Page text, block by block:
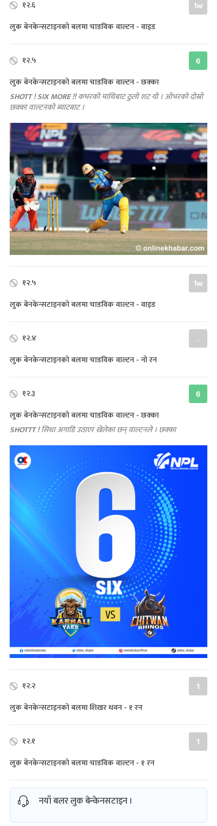
१२.६ 1w
लुक बेनकेन्सटाइनको बलमा चाडविक वाल्टन - वाइड
१२.५ 6
लुक बेनकेन्सटाइनको बलमा चाडविक वाल्टन - छक्का
SHOTT ! SIX MORE !!कभरको माथिबाट ठुलो शट यो । ओभरको दोस्रो
छक्का वाल्टनको ब्याटबाट ।
१२.५ 1w
लुक बेनकेन्सटाइनको बलमा चाडविक वाल्टन - वाइड
१२.४ .
लुक बेनकेन्सटाइनको बलमा चाडविक वाल्टन - नो रन
१२.३ 6
लुक बेनकेन्सटाइनको बलमा चाडविक वाल्टन - छक्का
SHOTTT !सिधा अगाडि उठाएर खेलेका छन् वाल्टनले । छक्का
१२.२ 1
लुक बेनकेन्सटाइनको बलमा शिखर धवन - १ रन
१२.१ 1
लुक बेनकेन्सटाइनको बलमा चाडविक वाल्टन - १ रन
नयाँ बलर लुक बेन्केनसटाइन ।